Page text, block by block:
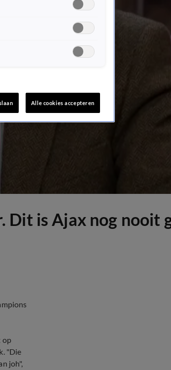
Dit is Ajax nog nooit
op
"Die
joh",
Alle cookies accepteren